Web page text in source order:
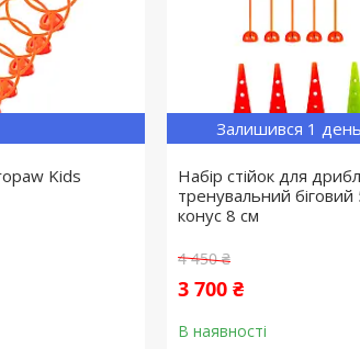
Kids
Залишився 1 день
Набір стійок для
тренувальний
конус 8 см
4 450 ₴
3 700 ₴
В наявності